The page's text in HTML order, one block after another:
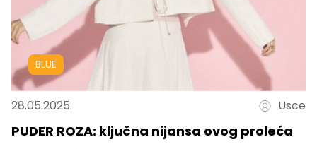
BLUE
28.05.2025. Usce
PUDER ROZA: ključna nijansa ovog proleća